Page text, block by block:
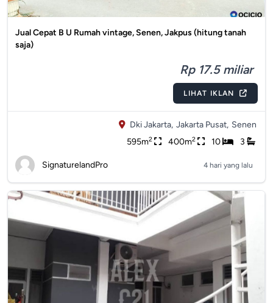
Jual Cepat B U Rumah vintage, Senen, Jakpus (hitung tanah
saja)
Rp 17.5 miliar
LIHAT IKLAN
Dki Jakarta, Jakarta Pusat, Senen
595m2 400m2 10 3
SignaturelandPro 4 hari yang lalu